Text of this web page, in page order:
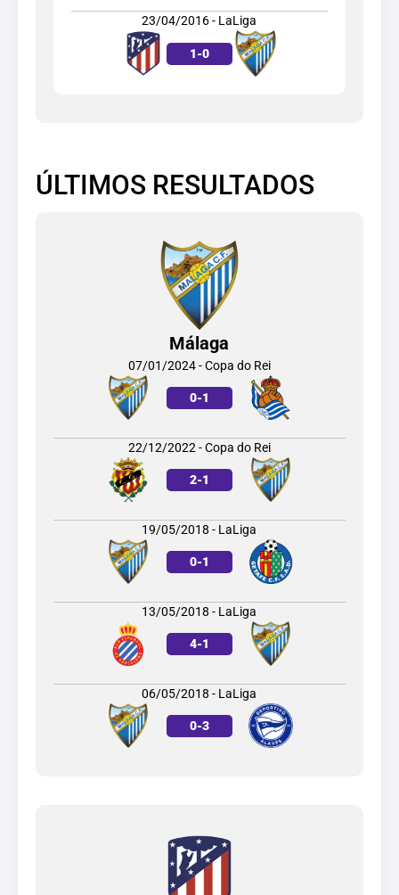
23/04/2016 - LaLiga
1-0
ÚLTIMOS RESULTADOS
Málaga
07/01/2024 - Copa do Rei
0-1
22/12/2022 - Copa do Rei
2-1
19/05/2018 - LaLiga
0-1
13/05/2018 - LaLiga
4-1
06/05/2018 - LaLiga
0-3